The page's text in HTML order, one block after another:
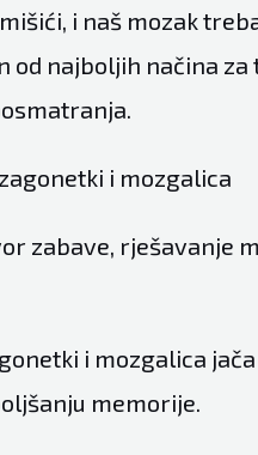
i naš mozak
od najboljih načina
i mozgalica
zabave, rješavanje
i mozgalica
memorije.